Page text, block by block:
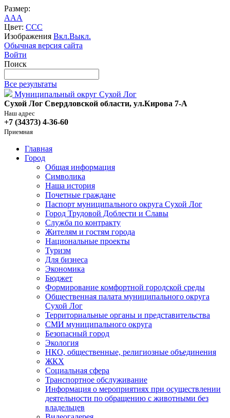
Размер:
AAA
Цвет: CCC
Изображения Вкл.Выкл.
Обычная версия сайта
Войти
Поиск
Все результаты
Муниципальный округ Сухой Лог
Сухой Лог Свердловской области, ул.Кирова 7-А
Наш адрес
+7 (34373) 4-36-60
Приемная
Главная
Город
Общая информация
Символика
Наша история
Почетные граждане
Паспорт муниципального округа Сухой Лог
Город Трудовой Доблести и Славы
Служба по контракту
Жителям и гостям города
Национальные проекты
Туризм
Для бизнеса
Экономика
Бюджет
Формирование комфортной городской среды
Общественная палата муниципального округа
Сухой Лог
Территориальные органы и представительства
СМИ муниципального округа
Безопасный город
Экология
НКО, общественные, религиозные объединения
ЖКХ
Социальная сфера
Транспортное обслуживание
Информация о мероприятиях при осуществлении
деятельности по обращению с животными без
владельцев